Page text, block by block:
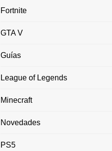
Fortnite
GTA V
Guías
League of Legends
Minecraft
Novedades
PS5